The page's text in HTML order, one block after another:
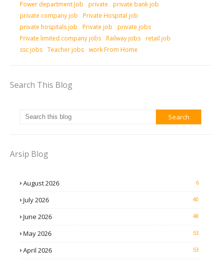
Power department Job private
private bank job
private company job
Private Hospital job
private hospitals job
Private job
private jobs
Private limited company jobs Railway jobs retail job
ssc jobs Teacher jobs work From Home
Search This Blog
Arsip Blog
August 2026 6
July 2026 40
June 2026 48
May 2026 53
April 2026 53